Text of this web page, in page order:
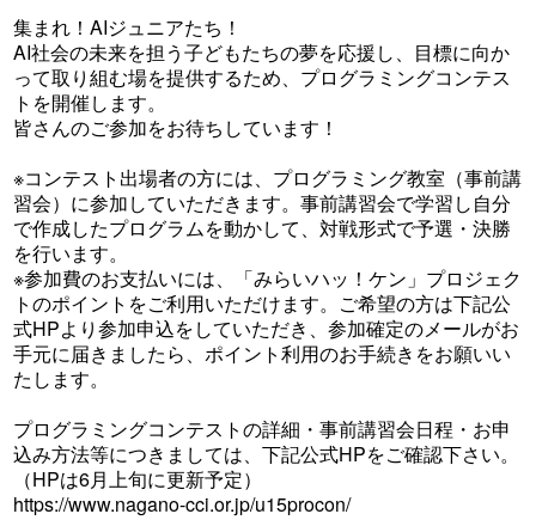
集まれ！AIジュニアたち！
AI社会の未来を担う子どもたちの夢を応援し、目標に向か
って取り組む場を提供するため、プログラミングコンテス
トを開催します。
皆さんのご参加をお待ちしています！
※コンテスト出場者の方には、プログラミング教室（事前講
習会）に参加していただきます。事前講習会で学習し自分
で作成したプログラムを動かして、対戦形式で予選・決勝
を行います。
※参加費のお支払いには、「みらいハッ！ケン」プロジェク
トのポイントをご利用いただけます。ご希望の方は下記公
式HPより参加申込をしていただき、参加確定のメールがお
手元に届きましたら、ポイント利用のお手続きをお願いい
たします。
プログラミングコンテストの詳細・事前講習会日程・お申
込み方法等につきましては、下記公式HPをご確認下さい。
（HPは6月上旬に更新予定）
https://www.nagano-cci.or.jp/u15procon/